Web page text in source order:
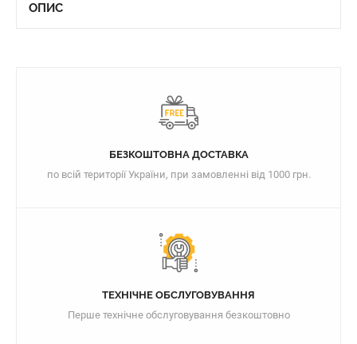
ОПИС
БЕЗКОШТОВНА ДОСТАВКА
по всій території України, при замовленні від 1000 грн.
ТЕХНІЧНЕ ОБСЛУГОВУВАННЯ
Перше технічне обслуговування безкоштовно